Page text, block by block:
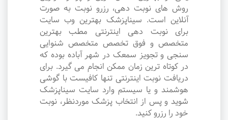
روش های نوبت دهی، رزرو نوبت به صورت
آنلاین است. سیناپزشک بهترین وب سایت
برای نوبت دهی اینترنتی مطب بهترین
متخصص و فوق تخصص متخصص شنوایی
سنجی و تجویز سمعک در شهر آباده بوده که
در کوتاه ترین زمان ممکن انجام می گیرد. برای
دریافت نوبت اینترنتی تنها کافیست با گوشی
هوشمند و یا سیستم وارد سایت سیناپزشک
شوید و پس از انتخاب پزشک موردنظر، نوبت
خود را رزرو کنید.